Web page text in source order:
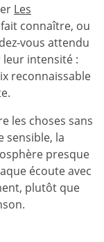
Les
fait connaître, ou
vous attendu
leur intensité :
reconnaissable
les choses sans
sensible, la
presque
écoute avec
plutôt que